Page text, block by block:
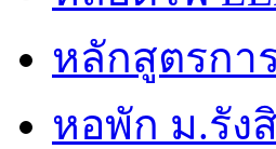
หลักสูตรกา
หอพัก ม.รัง